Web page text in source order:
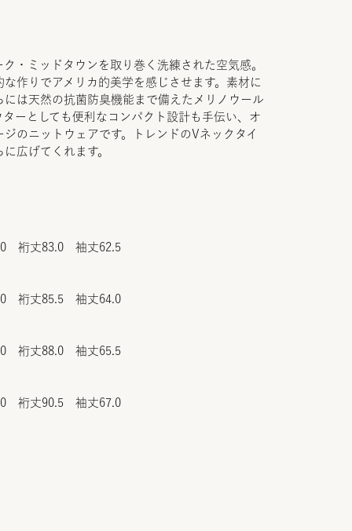
・ミッドタウンを取り巻く洗練された空気感。
作りでアメリカ的美学を感じさせます。素材に
は天然の抗菌防臭機能まで備えたメリノウール
ーとしても便利なコンパクト設計も手伝い、オ
のニットウェアです。トレンドのVネックタイ
広げてくれます。
裄丈83.0 袖丈62.5
裄丈85.5 袖丈64.0
裄丈88.0 袖丈65.5
裄丈90.5 袖丈67.0